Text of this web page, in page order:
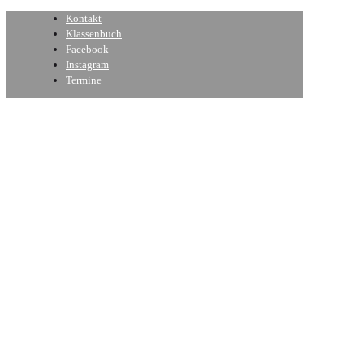
Kontakt
Klassenbuch
Facebook
Instagram
Termine